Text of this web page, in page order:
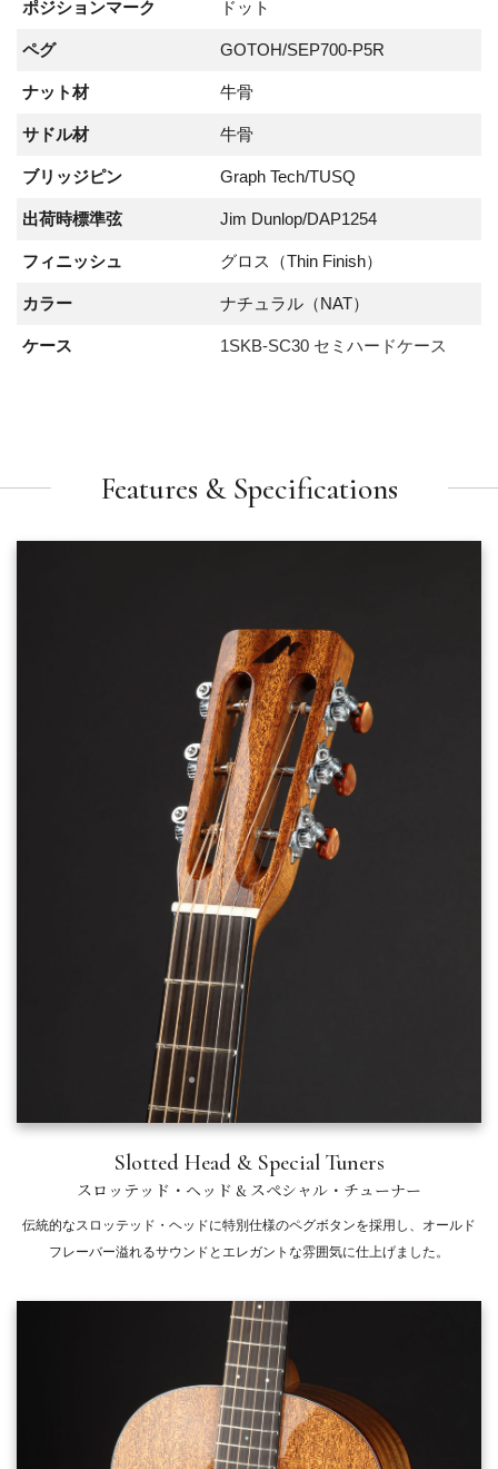
ポジションマーク ドット
ペグ GOTOH/SEP700-P5R
ナット材 牛骨
サドル材 牛骨
ブリッジピン Graph Tech/TUSQ
出荷時標準弦 Jim Dunlop/DAP1254
フィニッシュ グロス（Thin Finish）
カラー ナチュラル（NAT）
ケース 1SKB-SC30 セミハードケース
Features & Specifications
Slotted Head & Special Tuners
スロッテッド・ヘッド & スペシャル・チューナー
伝統的なスロッテッド・ヘッドに特別仕様のペグボタンを採用し、オールド
フレーバー溢れるサウンドとエレガントな雰囲気に仕上げました。